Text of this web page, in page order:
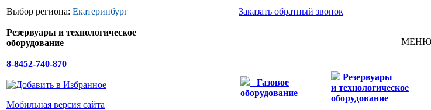
Выбор региона: Екатеринбург
Резервуары и технологическое
оборудование
8-8452-740-870
Мобильная версия сайта
Заказать обратный звонок
МЕНЮ
Газовое
оборудование
Резервуары
и технологическое
оборудование